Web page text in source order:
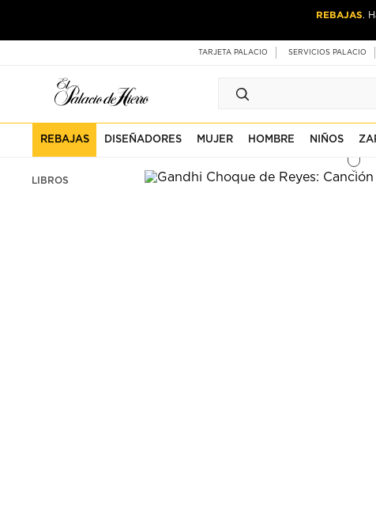
REBAJAS.
TARJETA PALACIO SERVICIOS PALACIO
REBAJAS DISEÑADORES MUJER HOMBRE NIÑOS
LIBROS